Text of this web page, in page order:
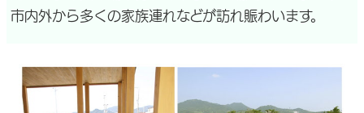
市内外から多くの家族連れなどが訪れ賑わいます。